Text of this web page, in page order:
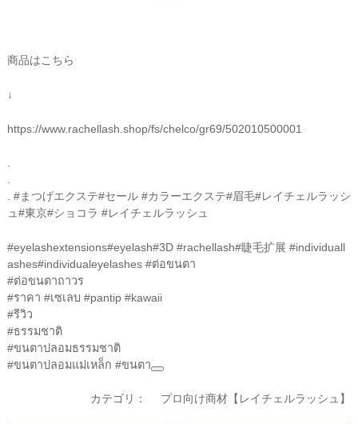
商品はこちら
↓
https://www.rachellash.shop/fs/chelco/gr69/502010500001
#まつげエクステ#セール #カラーエクステ#眉毛#レイチェルラッシ
ュ #東京#ショコラ #レイチェルラッシュ
#eyelashextensions#eyelash#3D #rachellash#睫毛扩展 #individuall
ashes#individualeyelashes #ต่อขนตา
#ต่อขนตาถาวร
#ราคา #เซเลบ #pantip #kawaii
#รีวิว
#ธรรมชาติ
#ขนตาปลอมธรรมชาติ
#ขนตาปลอมแม่เหล็ก #ขนตา
カテゴリ： プロ向け商材【レイチェルラッシュ】